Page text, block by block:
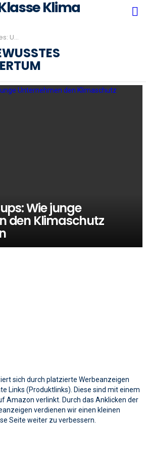
Wie junge
den Klimaschutz
sich durch platzierte Werbeanzeigen
Links (Produktlinks). Diese sind mit einem
Amazon verlinkt. Durch das Anklicken der
verdienen wir einen kleinen
Seite weiter zu verbessern.